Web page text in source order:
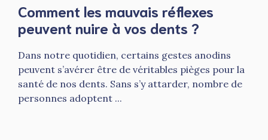
Comment les mauvais réflexes
peuvent nuire à vos dents ?
Dans notre quotidien, certains gestes anodins
peuvent s’avérer être de véritables pièges pour la
santé de nos dents. Sans s’y attarder, nombre de
personnes adoptent ...